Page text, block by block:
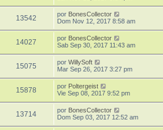
13542 por BonesCollector
Dom Nov 12, 2017 8:58 am
14027 por BonesCollector
Sab Sep 30, 2017 11:43 am
15075 por WillySoft
Mar Sep 26, 2017 3:27 pm
15878 por Poltergeist
Vie Sep 08, 2017 9:52 pm
13714 por BonesCollector
Dom Sep 03, 2017 12:52 am